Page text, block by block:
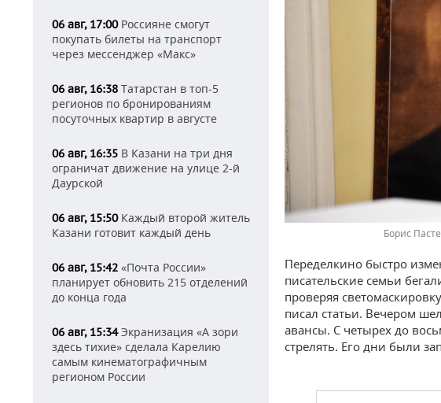
06 авг, 17:00Россияне смогут
покупать билеты на транспорт
через мессенджер «Макс»
06 авг, 16:38 Татарстан в топ-5
регионов по бронированиям
посуточных квартир в августе
06 авг, 16:35 В Казани на три дня
ограничат движение на улице 2-й
Даурской
06 авг, 15:50Каждый второй житель
Казани готовит каждый день
06 авг, 15:42 «Почта России»
планирует обновить 215 отделений
до конца года
06 авг, 15:34Экранизация «А зори
здесь тихие» сделала Карелию
самым кинематографичным
регионом России
Борис
Переделкино быстро
писательские семьи
проверяя
писал статьи. Вечером
авансы. С четырех до
стрелять. Его дни были